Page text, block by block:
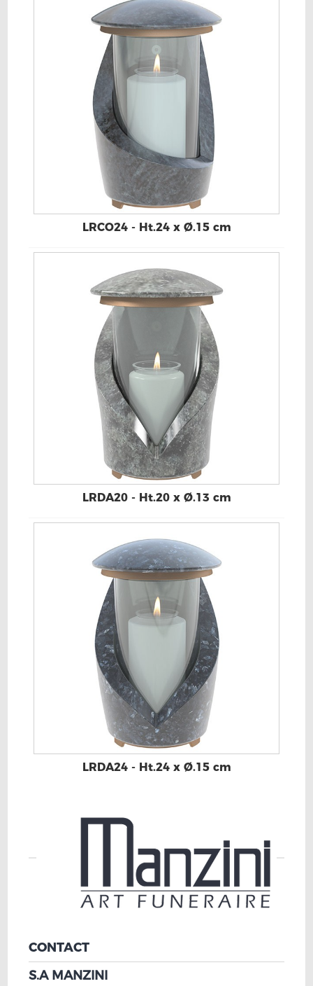
LRCO24 - Ht.24 x Ø.15 cm
LRDA20 - Ht.20 x Ø.13 cm
LRDA24 - Ht.24 x Ø.15 cm
CONTACT
S.A MANZINI